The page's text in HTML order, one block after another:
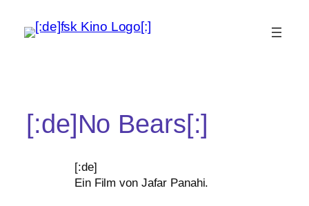
[:de]No Bears[:]
[:de]
Ein Film von Jafar Panahi.